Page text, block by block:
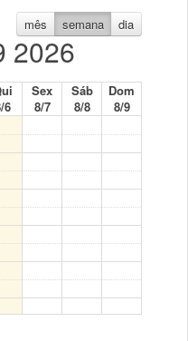
mês semana dia
2026
6
Sex
8/7
Sáb
8/8
Dom
8/9